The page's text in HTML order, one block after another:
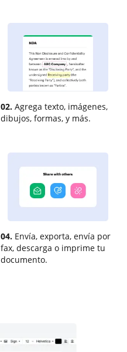
02. Agrega texto, imágenes,
dibujos, formas, y más.
04. Envía, exporta, envía por
fax, descarga o imprime tu
documento.